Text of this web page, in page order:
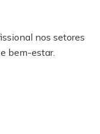
nos setores
bem-estar.